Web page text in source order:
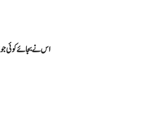
اس نے بجائے کوئی